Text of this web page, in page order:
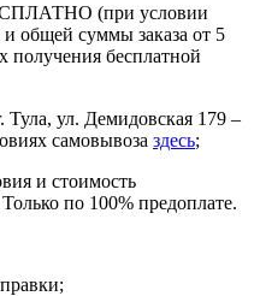
(при условии
общей суммы заказа от 5
получения бесплатной
Тула, ул. Демидовская 179 –
самовывоза здесь;
и стоимость
по 100% предоплате.